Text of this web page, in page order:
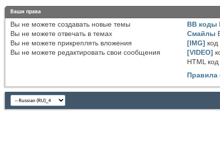
Ваши права
Вы не можете создавать новые темы
Вы не можете отвечать в темах
Вы не можете прикреплять вложения
Вы не можете редактировать свои сообщения
BB коды
Смайлы
[IMG] код
[VIDEO]
HTML код